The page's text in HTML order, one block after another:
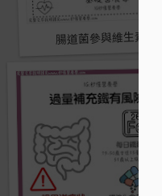
腸道菌參與維生素合成